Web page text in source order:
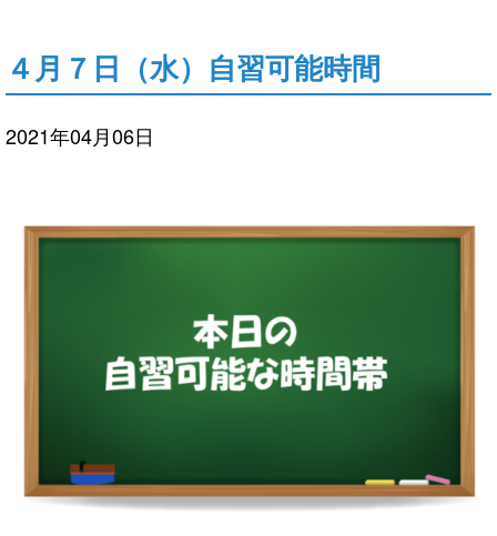
４月７日（水）自習可能時間
2021年04月06日